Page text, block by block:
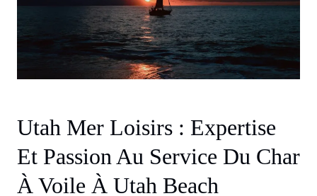
Utah Mer Loisirs : Expertise
Et Passion Au Service Du Char
À Voile À Utah Beach